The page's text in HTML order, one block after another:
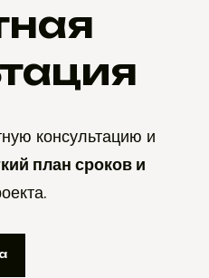
консультацию и
план сроков и